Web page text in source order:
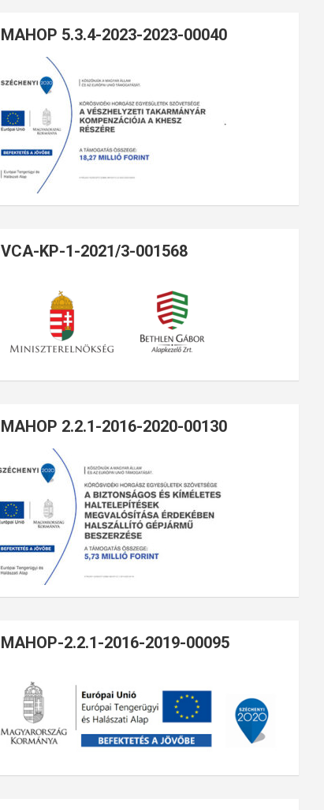
MAHOP 5.3.4-2023-2023-00040
VCA-KP-1-2021/3-001568
MAHOP 2.2.1-2016-2020-00130
MAHOP-2.2.1-2016-2019-00095